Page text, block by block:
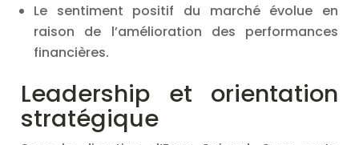
Le sentiment positif du marché évolue en
raison de l’amélioration des performances
financières.
Leadership et orientation
stratégique